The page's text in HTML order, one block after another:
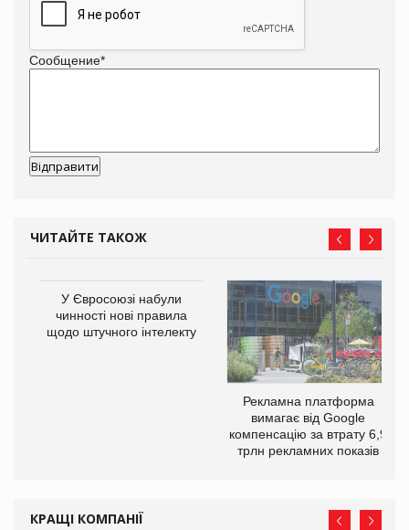
Сообщение*
ЧИТАЙТЕ ТАКОЖ
У Євросоюзі набули
чинності нові правила
щодо штучного інтелекту
Рекламна платформа
вимагає від Google
компенсацію за втрату 6,9
трлн рекламних показів
КРАЩІ КОМПАНІЇ